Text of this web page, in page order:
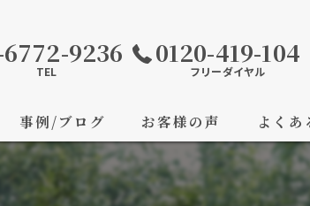
9236
TEL
0120-419-104
フリーダイヤル
事例/ブログ お客様の声 よくあ